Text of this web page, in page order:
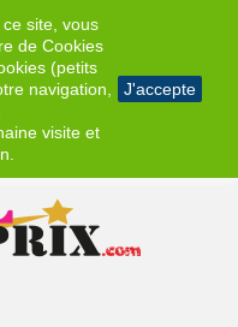
site, vous
de Cookies
(petits
navigation,
visite et
J'accepte